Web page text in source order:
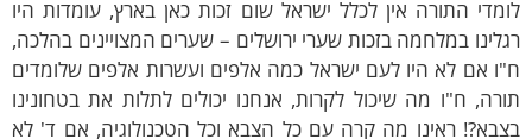
התורה אין לכלל ישראל שום זכות כאן בארץ, עומדות היו
במלחמה בזכות שערי ירושלים – שערים המצויינים בהלכה,
אם לא היו לעם ישראל כמה אלפים ועשרות אלפים שלומדים
ח"ו מה שיכול לקרות, אנחנו יכולים לתלות את בטחונינו
ראינו מה קרה עם כל הצבא וכל הטכנולוגיה, אם ד' לא